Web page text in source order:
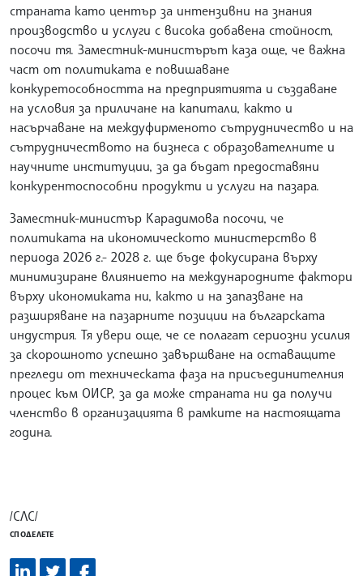
страната като център за интензивни на знания
производство и услуги с висока добавена стойност,
посочи тя. Заместник-министърът каза още, че важна
част от политиката е повишаване
конкуретособността на предприятията и създаване
на условия за приличане на капитали, както и
насърчаване на междуфирменото сътрудничество и на
сътрудничеството на бизнеса с образователните и
научните институции, за да бъдат предоставяни
конкурентоспособни продукти и услуги на пазара.
Заместник-министър Карадимова посочи, че
политиката на икономическото министерство в
периода 2026 г.- 2028 г. ще бъде фокусирана върху
минимизиране влиянието на международните фактори
върху икономиката ни, както и на запазване на
разширяване на пазарните позиции на българската
индустрия. Тя увери още, че се полагат сериозни усилия
за скорошното успешно завършване на оставащите
прегледи от техническата фаза на присъединителния
процес към ОИСР, за да може страната ни да получи
членство в организацията в рамките на настоящата
година.
/СЛС/
СПОДЕЛЕТЕ